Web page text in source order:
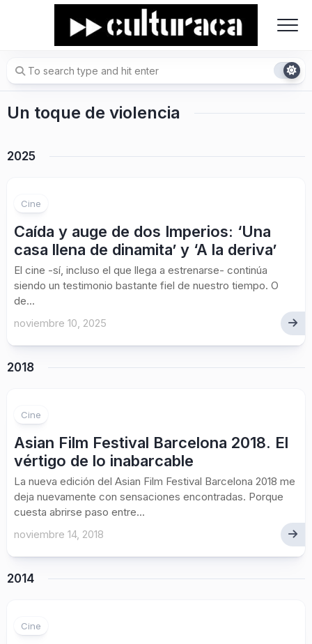
Un toque de violencia
2025
Cine
Caída y auge de dos Imperios: ‘Una
casa llena de dinamita’ y ‘A la deriva’
El cine -sí, incluso el que llega a estrenarse- continúa
siendo un testimonio bastante fiel de nuestro tiempo. O
de...
noviembre 10, 2025
2018
Cine
Asian Film Festival Barcelona 2018. El
vértigo de lo inabarcable
La nueva edición del Asian Film Festival Barcelona 2018 me
deja nuevamente con sensaciones encontradas. Porque
cuesta abrirse paso entre...
noviembre 14, 2018
2014
Cine